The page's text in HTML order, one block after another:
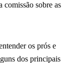
comissão sobre as
os prós e
dos principais